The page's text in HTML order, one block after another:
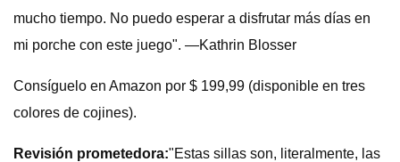
mucho tiempo. No puedo esperar a disfrutar más días en
mi porche con este juego". —Kathrin Blosser
Consíguelo en Amazon por $ 199,99 (disponible en tres
colores de cojines).
Revisión prometedora:"Estas sillas son, literalmente, las